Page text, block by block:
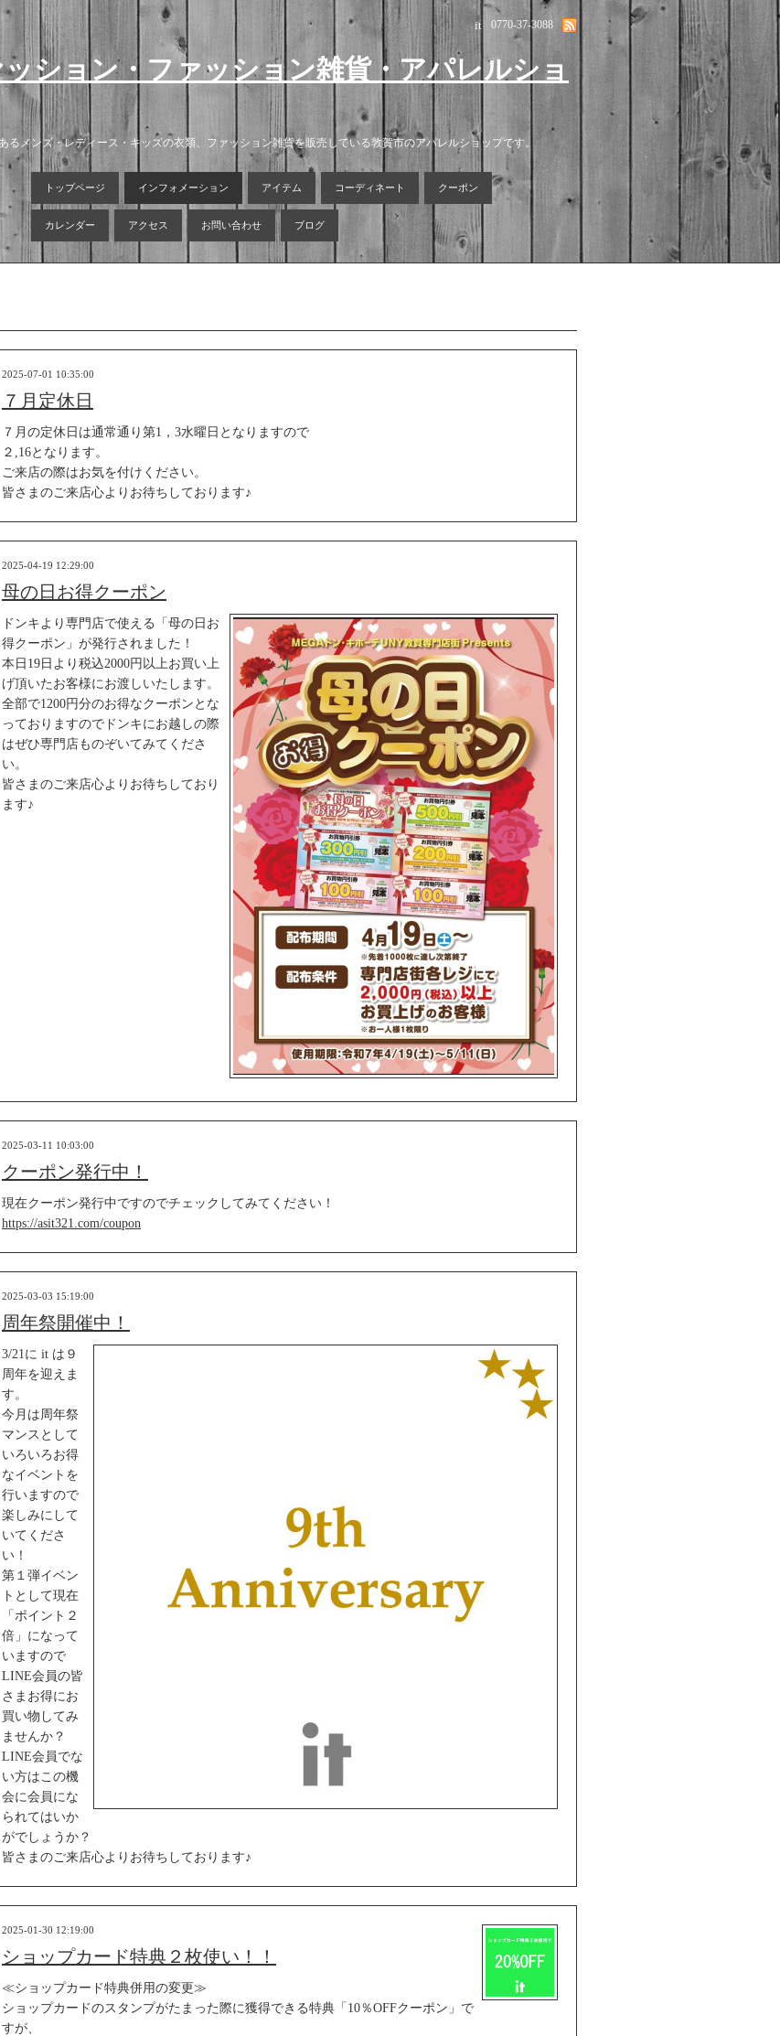
0770-37-3088
it
ション・ファッション雑貨・アパレルショ
メンズ・レディース・キッズの衣類、ファッション雑貨を販売している敦賀市のアパレルショップです。
トップページ インフォメーション アイテム コーディネート クーポン
カレンダー アクセス お問い合わせ ブログ
2025-07-01 10:35:00
７月定休日
７月の定休日は通常通り第1，3水曜日となりますので
２,16となります。
ご来店の際はお気を付けください。
皆さまのご来店心よりお待ちしております♪
2025-04-19 12:29:00
母の日お得クーポン
ドンキより専門店で使える「母の日お
得クーポン」が発行されました！
本日19日より税込2000円以上お買い上
げ頂いたお客様にお渡しいたします。
全部で1200円分のお得なクーポンとな
っておりますのでドンキにお越しの際
はぜひ専門店ものぞいてみてくださ
い。
皆さまのご来店心よりお待ちしており
ます♪
2025-03-11 10:03:00
クーポン発行中！
現在クーポン発行中ですのでチェックしてみてください！
https://asit321.com/coupon
2025-03-03 15:19:00
周年祭開催中！
3/21に it は９
周年を迎えま
す。
今月は周年祭
マンスとして
いろいろお得
なイベントを
行いますので
楽しみにして
いてくださ
い！
第１弾イベン
トとして現在
「ポイント２
倍」になって
いますので
LINE会員の皆
さまお得にお
買い物してみ
ませんか？
LINE会員でな
い方はこの機
会に会員にな
られてはいか
がでしょうか？
皆さまのご来店心よりお待ちしております♪
2025-01-30 12:19:00
ショップカード特典２枚使い！！
≪ショップカード特典併用の変更≫
ショップカードのスタンプがたまった際に獲得できる特典「10％OFFクーポン」で
すが、